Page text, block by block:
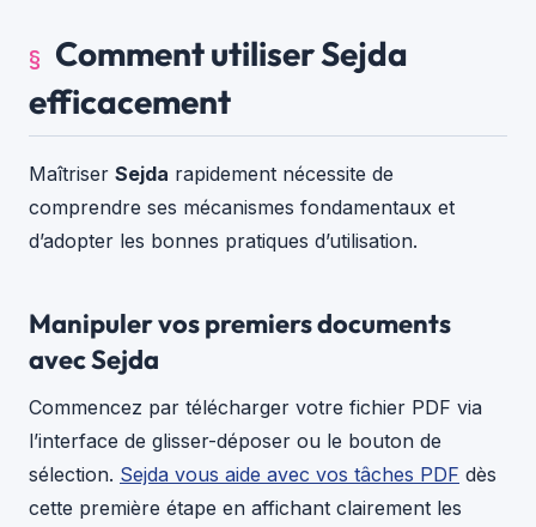
Comment utiliser Sejda
efficacement
Maîtriser Sejda rapidement nécessite de
comprendre ses mécanismes fondamentaux et
d’adopter les bonnes pratiques d’utilisation.
Manipuler vos premiers documents
avec Sejda
Commencez par télécharger votre fichier PDF via
l’interface de glisser-déposer ou le bouton de
sélection. Sejda vous aide avec vos tâches PDF dès
cette première étape en affichant clairement les